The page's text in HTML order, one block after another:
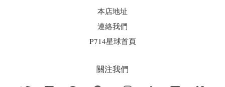
本店地址
連絡我們
P714星球首頁
關注我們